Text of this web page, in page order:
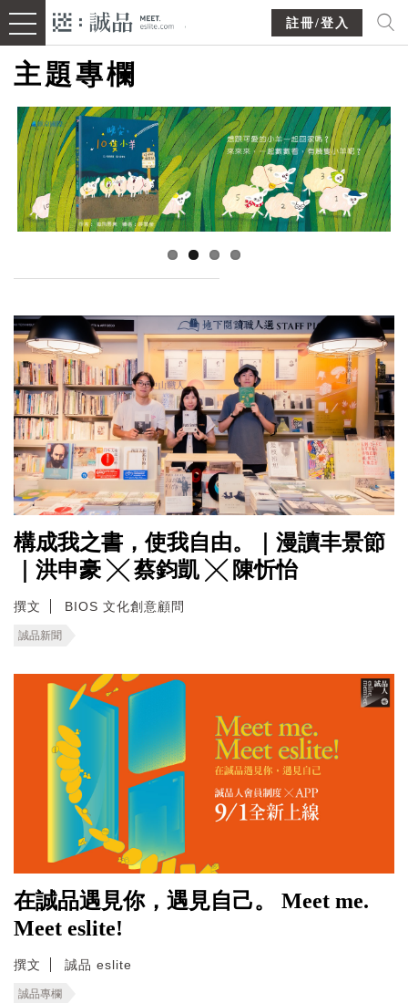
註冊/登入
主題專欄
構成我之書，使我自由。｜漫讀丰景節
｜洪申豪 ╳ 蔡鈞凱 ╳ 陳忻怡
撰文 BIOS 文化創意顧問
誠品新聞
在誠品遇見你，遇見自己。 Meet me.
Meet eslite!
撰文 誠品 eslite
誠品專欄